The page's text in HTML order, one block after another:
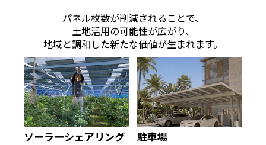
パネル枚数が削減されることで、
土地活用の可能性が広がり、
地域と調和した新たな価値が生まれます。
ソーラーシェアリング 駐車場